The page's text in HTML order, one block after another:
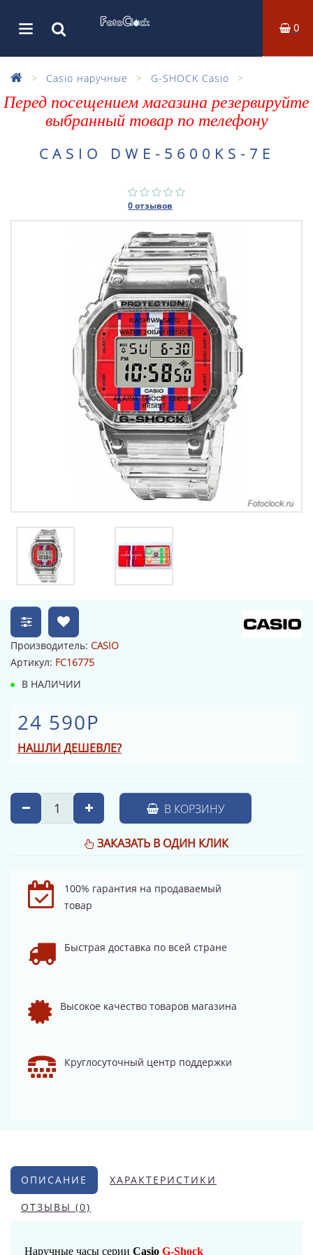
0
Casio наручные G-SHOCK Casio
Перед посещением магазина резервируйте
выбранный товар по телефону
CASIO DWE-5600KS-7E
0 отзывов
Производитель: CASIO
Артикул: FC16775
В НАЛИЧИИ
24 590Р
НАШЛИ ДЕШЕВЛЕ?
В КОРЗИНУ
ЗАКАЗАТЬ В ОДИН КЛИК
100% гарантия на продаваемый
товар
Быстрая доставка по всей стране
Высокое качество товаров магазина
Круглосуточный центр поддержки
ОПИСАНИЕ ХАРАКТЕРИСТИКИ
ОТЗЫВЫ (0)
Наручные часы серии Casio G-Shock